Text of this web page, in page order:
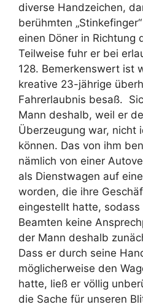
diverse Handzeichen,
berühmten
einen Döner in Richtung
Teilweise fuhr er bei
128. Bemerkenswert ist
kreative 23-jährige
Fahrerlaubnis besaß.
Mann deshalb, weil er
Überzeugung war, nicht
können. Das von ihm
nämlich von einer
als Dienstwagen auf
worden, die ihre
eingestellt hatte,
Beamten keine
der Mann deshalb
Dass er durch seine
möglicherweise den
hatte, ließ er völlig
die Sache für unseren